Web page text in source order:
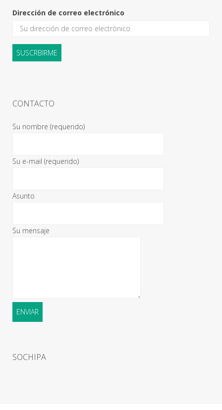
Dirección de correo electrónico
CONTACTO
Su nombre (requerido)
Su e-mail (requerido)
Asunto
Su mensaje
SOCHIPA